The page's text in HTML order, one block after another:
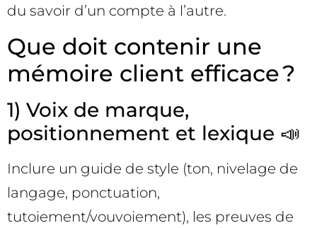
du savoir d’un compte à l’autre.
Que doit contenir une
mémoire client efficace ?
1) Voix de marque,
positionnement et lexique 📣
Inclure un guide de style (ton, nivelage de
langage, ponctuation,
tutoiement/vouvoiement), les preuves de